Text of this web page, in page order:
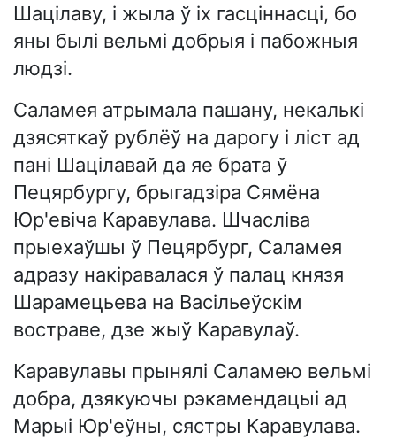
Шацілаву, і жыла ў іх гасціннасці, бо
яны былі вельмі добрыя і пабожныя
людзі.
Саламея атрымала пашану, некалькі
дзясяткаў рублёў на дарогу і ліст ад
пані Шацілавай да яе брата ў
Пецярбургу, брыгадзіра Сямёна
Юр'евіча Каравулава. Шчасліва
прыехаўшы ў Пецярбург, Саламея
адразу накіравалася ў палац князя
Шарамецьева на Васільеўскім
востраве, дзе жыў Каравулаў.
Каравулавы прынялі Саламею вельмі
добра, дзякуючы рэкамендацыі ад
Марыі Юр'еўны, сястры Каравулава.